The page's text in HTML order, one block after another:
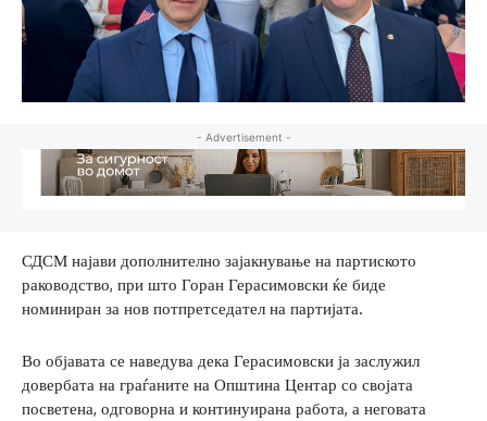
- Advertisement -
СДСМ најави дополнително зајакнување на партиското
раководство, при што Горан Герасимовски ќе биде
номиниран за нов потпретседател на партијата.
Во објавата се наведува дека Герасимовски ја заслужил
довербата на граѓаните на Општина Центар со својата
посветена, одговорна и континуирана работа, а неговата